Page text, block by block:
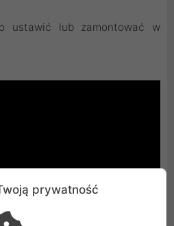
ustawić lub zamontować w
prywatność